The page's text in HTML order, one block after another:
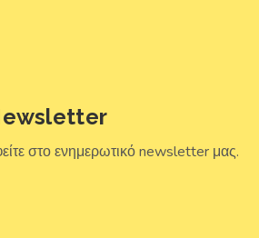
στο ενημερωτικό newsletter μας.